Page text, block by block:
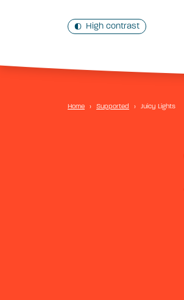
High contrast
Home › Supported › Juicy Lights